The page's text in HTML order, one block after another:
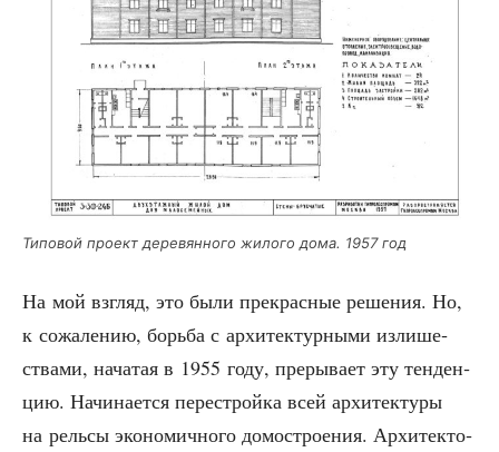
Типо­вой про­ект дере­вян­но­го жило­го дома. 1957 год
На мой взгляд, это были пре­крас­ные реше­ния. Но,
к сожа­ле­нию, борь­ба с архи­тек­тур­ны­ми изли­ше­
ства­ми, нача­тая в 1955 году, пре­ры­ва­ет эту тен­ден­
цию. Начи­на­ет­ся пере­строй­ка всей архи­тек­ту­ры
на рель­сы эко­но­мич­но­го домо­стро­е­ния. Архи­тек­то­